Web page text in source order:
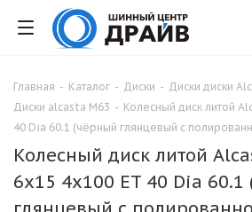
Главная - Каталог - Диски - Диски диски
Диски alcasta M63 - Колесный диск литой
40 Dia 60.1 (чёрный глянцевый с
Колесный диск литой
6x15 4x100 ET 40 Dia